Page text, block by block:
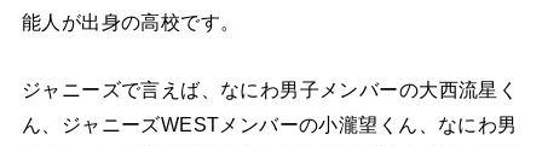
能人が出身の高校です。
ジャニーズで言えば、なにわ男子メンバーの大西流星く
ん、ジャニーズWESTメンバーの小瀧望くん、なにわ男